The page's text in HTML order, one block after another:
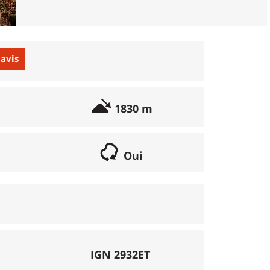
1830 m
Oui
lorsqu'il s'agit d'une boucle. Les chemins
peut se réaliser avec un vélo semi
IGN 2932ET